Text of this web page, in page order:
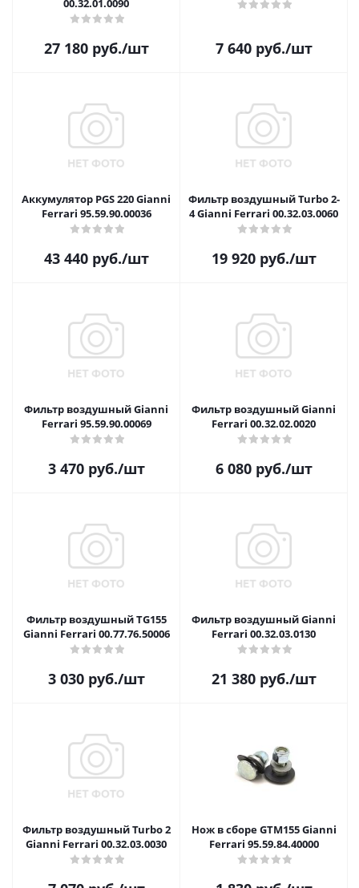
00.32.01.0090
27 180руб./шт 7 640руб./шт
Аккумулятор PGS 220 Gianni
Ferrari 95.59.90.00036
43 440руб./шт
Фильтр воздушный Turbo 2-
4 Gianni Ferrari 00.32.03.0060
19 920руб./шт
Фильтр воздушный Gianni
Ferrari 95.59.90.00069
3 470руб./шт
Фильтр воздушный Gianni
Ferrari 00.32.02.0020
6 080руб./шт
Фильтр воздушный TG155
Gianni Ferrari 00.77.76.50006
3 030руб./шт
Фильтр воздушный Gianni
Ferrari 00.32.03.0130
21 380руб./шт
Фильтр воздушный Turbo 2
Gianni Ferrari 00.32.03.0030
Нож в сборе GTM155 Gianni
Ferrari 95.59.84.40000